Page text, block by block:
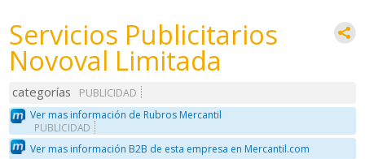
Servicios Publicitarios
Novoval Limitada
categorías
PUBLICIDAD
Ver mas información de Rubros Mercantil
PUBLICIDAD
Ver mas información B2B de esta empresa en Mercantil.com